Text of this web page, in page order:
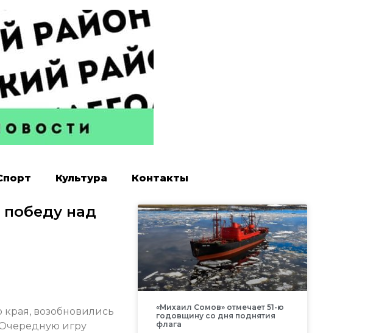
Культура Контакты
над
края, возобновились
игру
«Михаил Сомов» отмечает 51-ю
годовщину со дня поднятия
флага